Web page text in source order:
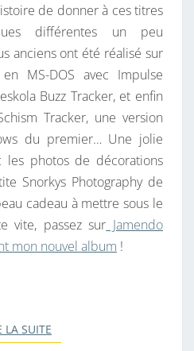
!
de donner à ces titres
différentes un peu
anciens ont été réalisé sur
MS-DOS avec Impulse
Buzz Tracker, et enfin
Tracker, une version
du premier… Une jolie
les photos de décorations
Snorkys Photography de
cadeau à mettre sous le
vite, passez sur Jamendo
mon nouvel album !
LA SUITE